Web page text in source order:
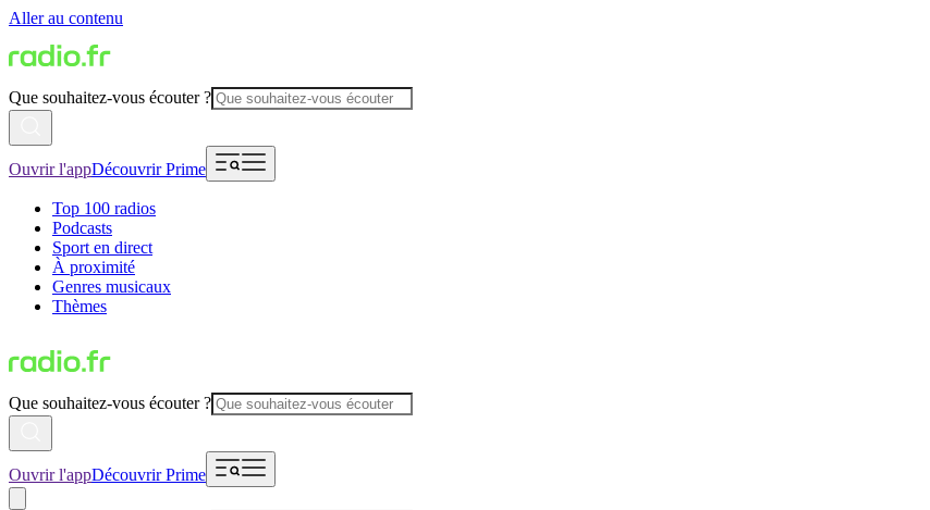
Aller au contenu
Que souhaitez-vous écouter ?
Ouvrir l'appDécouvrir Prime
Top 100 radios
Podcasts
Sport en direct
À proximité
Genres musicaux
Thèmes
Que souhaitez-vous écouter ?
Ouvrir l'appDécouvrir Prime